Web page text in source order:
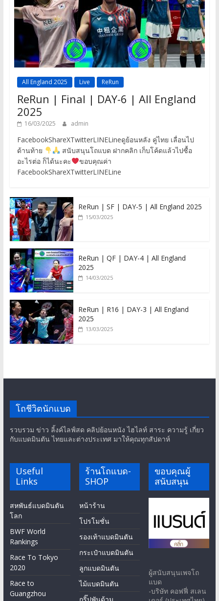
All England 2025 Live ReRun
ReRun | Final | DAY-6 | All England
2025
16/03/2025 admin
FacebookShareXTwitterLINELineดูย้อนหลัง คู่ไทย เลื่อนไป
ด้านท้าย
สนับสนุนโถแบด ฝากคลิก เก็บโค้ดแล้วไปซื้อ
อะไรต่อ ก็ได้นะคะ
ขอบคุณค่า
FacebookShareXTwitterLINELine
ReRun | SF | DAY-5 | All England 2025
15/03/2025
ReRun | QF | DAY-4 | All England
2025
14/03/2025
ReRun | R16 | DAY-3 | All England
2025
13/03/2025
โถชีวิตนักแบด
รวบรวม ข่าว ลิ้งค์ไลฟ์สด คลิปย้อนหนัง ไฮไลท์ สาระ ความรู้ เกี่ยว
กับแบดมินตัน ไทยและต่างประเทศ มาให้คุณทุกสัปดาห์
Useful
Links
สหพันธ์แบดมินตัน
โลก
BWF World
Rankings
Race To Tokyo
2020
Race to
Guangzhou
ร้านโถแบด-
SHOP
หน้าร้าน
โปรโมชั่น
รองเท้าแบดมินตัน
กระเป๋าแบดมินตัน
ลูกแบดมินตัน
ไม้แบดมินตัน
กริ๊ปพันด้าม
ขอบคุณผู้
สนับสนุน
ผู้สนับสนุนเพจโถ
แบด
-บริษัท คอฟฟี่ สเลน